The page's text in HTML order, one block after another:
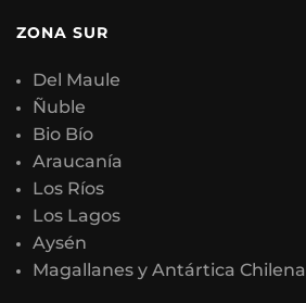
ZONA SUR
Del Maule
Ñuble
Bio Bío
Araucanía
Los Ríos
Los Lagos
Aysén
Magallanes y Antártica Chilena